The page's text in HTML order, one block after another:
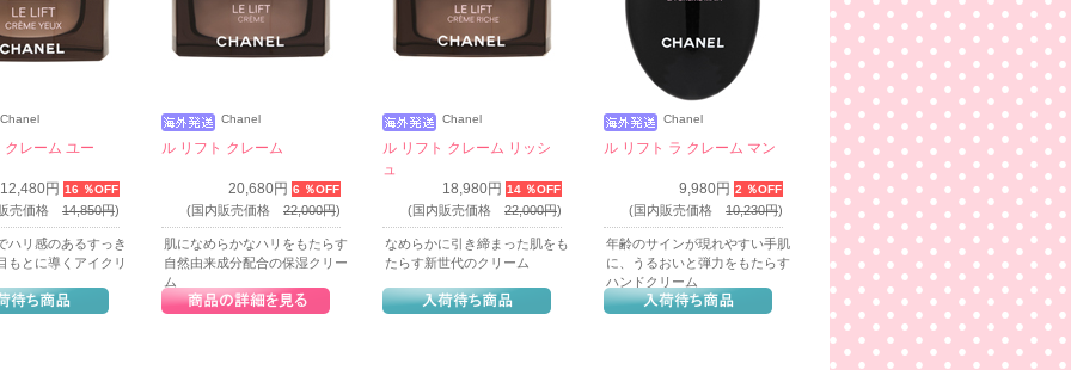
Chanel
クレーム ユー
12,480円 16 ％OFF
売価格 14,850円)
ハリ感のあるすっき
もとに導くアイクリ
Chanel
ル リフト クレーム
20,680円 6 ％OFF
(国内販売価格 22,000円)
肌になめらかなハリをもたらす
自然由来成分配合の保湿クリー
ム
Chanel
ル リフト クレーム リッシ
ュ
18,980円 14 ％OFF
(国内販売価格 22,000円)
なめらかに引き締まった肌をも
たらす新世代のクリーム
Chanel
ル リフト ラ クレーム マン
9,980円 2 ％OFF
(国内販売価格 10,230円)
年齢のサインが現れやすい手肌
に、うるおいと弾力をもたらす
ハンドクリーム